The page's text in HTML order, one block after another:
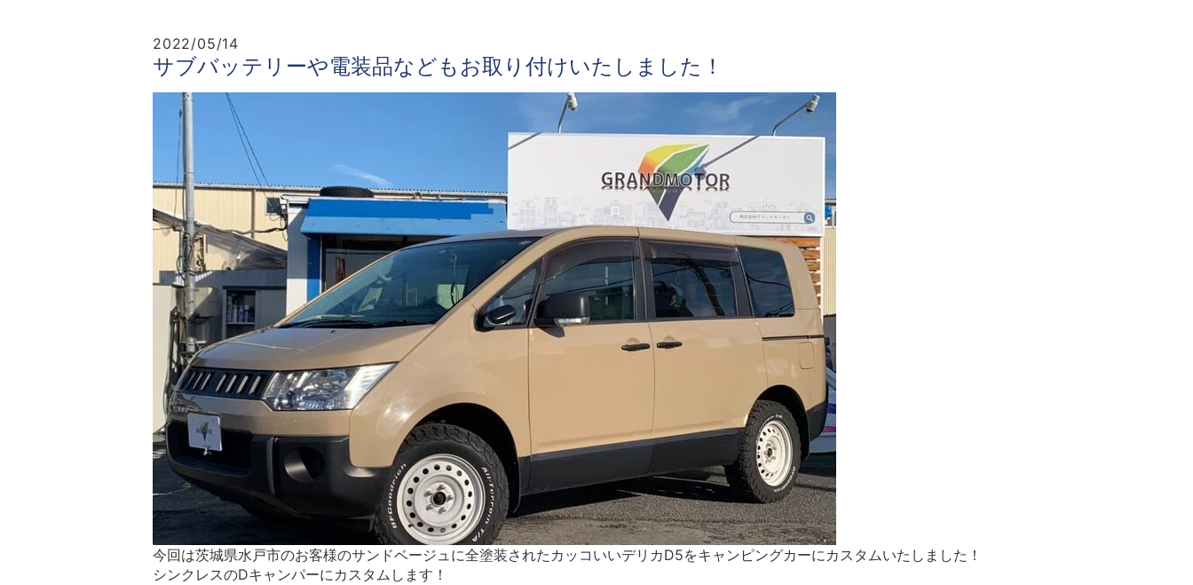
2022/05/14
サブバッテリーや電装品などもお取り付けいたしました！
今回は茨城県水戸市のお客様のサンドベージュに全塗装されたカッコいいデリカD5をキャンピングカーにカスタムいたしました！
シンクレスのDキャンパーにカスタムします！